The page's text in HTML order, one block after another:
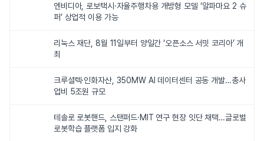
엔비디아, 로보택시·자율주행차용 개방형 모델 ‘알파마요 2 슈
퍼’ 상업적 이용 가능
리눅스 재단, 8월 11일부터 양일간 ‘오픈소스 서밋 코리아’ 개
최
크루셜텍·인화자산, 350MW AI 데이터센터 공동 개발…총사
업비 5조원 규모
테솔로 로봇핸드, 스탠퍼드·MIT 연구 현장 잇단 채택…글로벌
로봇학습 플랫폼 입지 강화